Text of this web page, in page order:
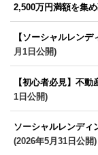
2,500万円満額を集
【ソーシャルレン
月1日公開)
【初心者必見】不
1日公開)
ソーシャルレンディ
(2026年5月31日公開)